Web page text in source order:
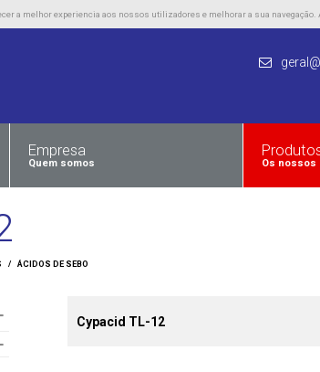
a melhor experiencia aos nossos utilizadores e melhorar a sua
Empresa
Quem somos Os nossos
/ ÁCIDOS DE SEBO
Cypacid TL-12